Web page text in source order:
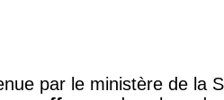
par le ministère de la